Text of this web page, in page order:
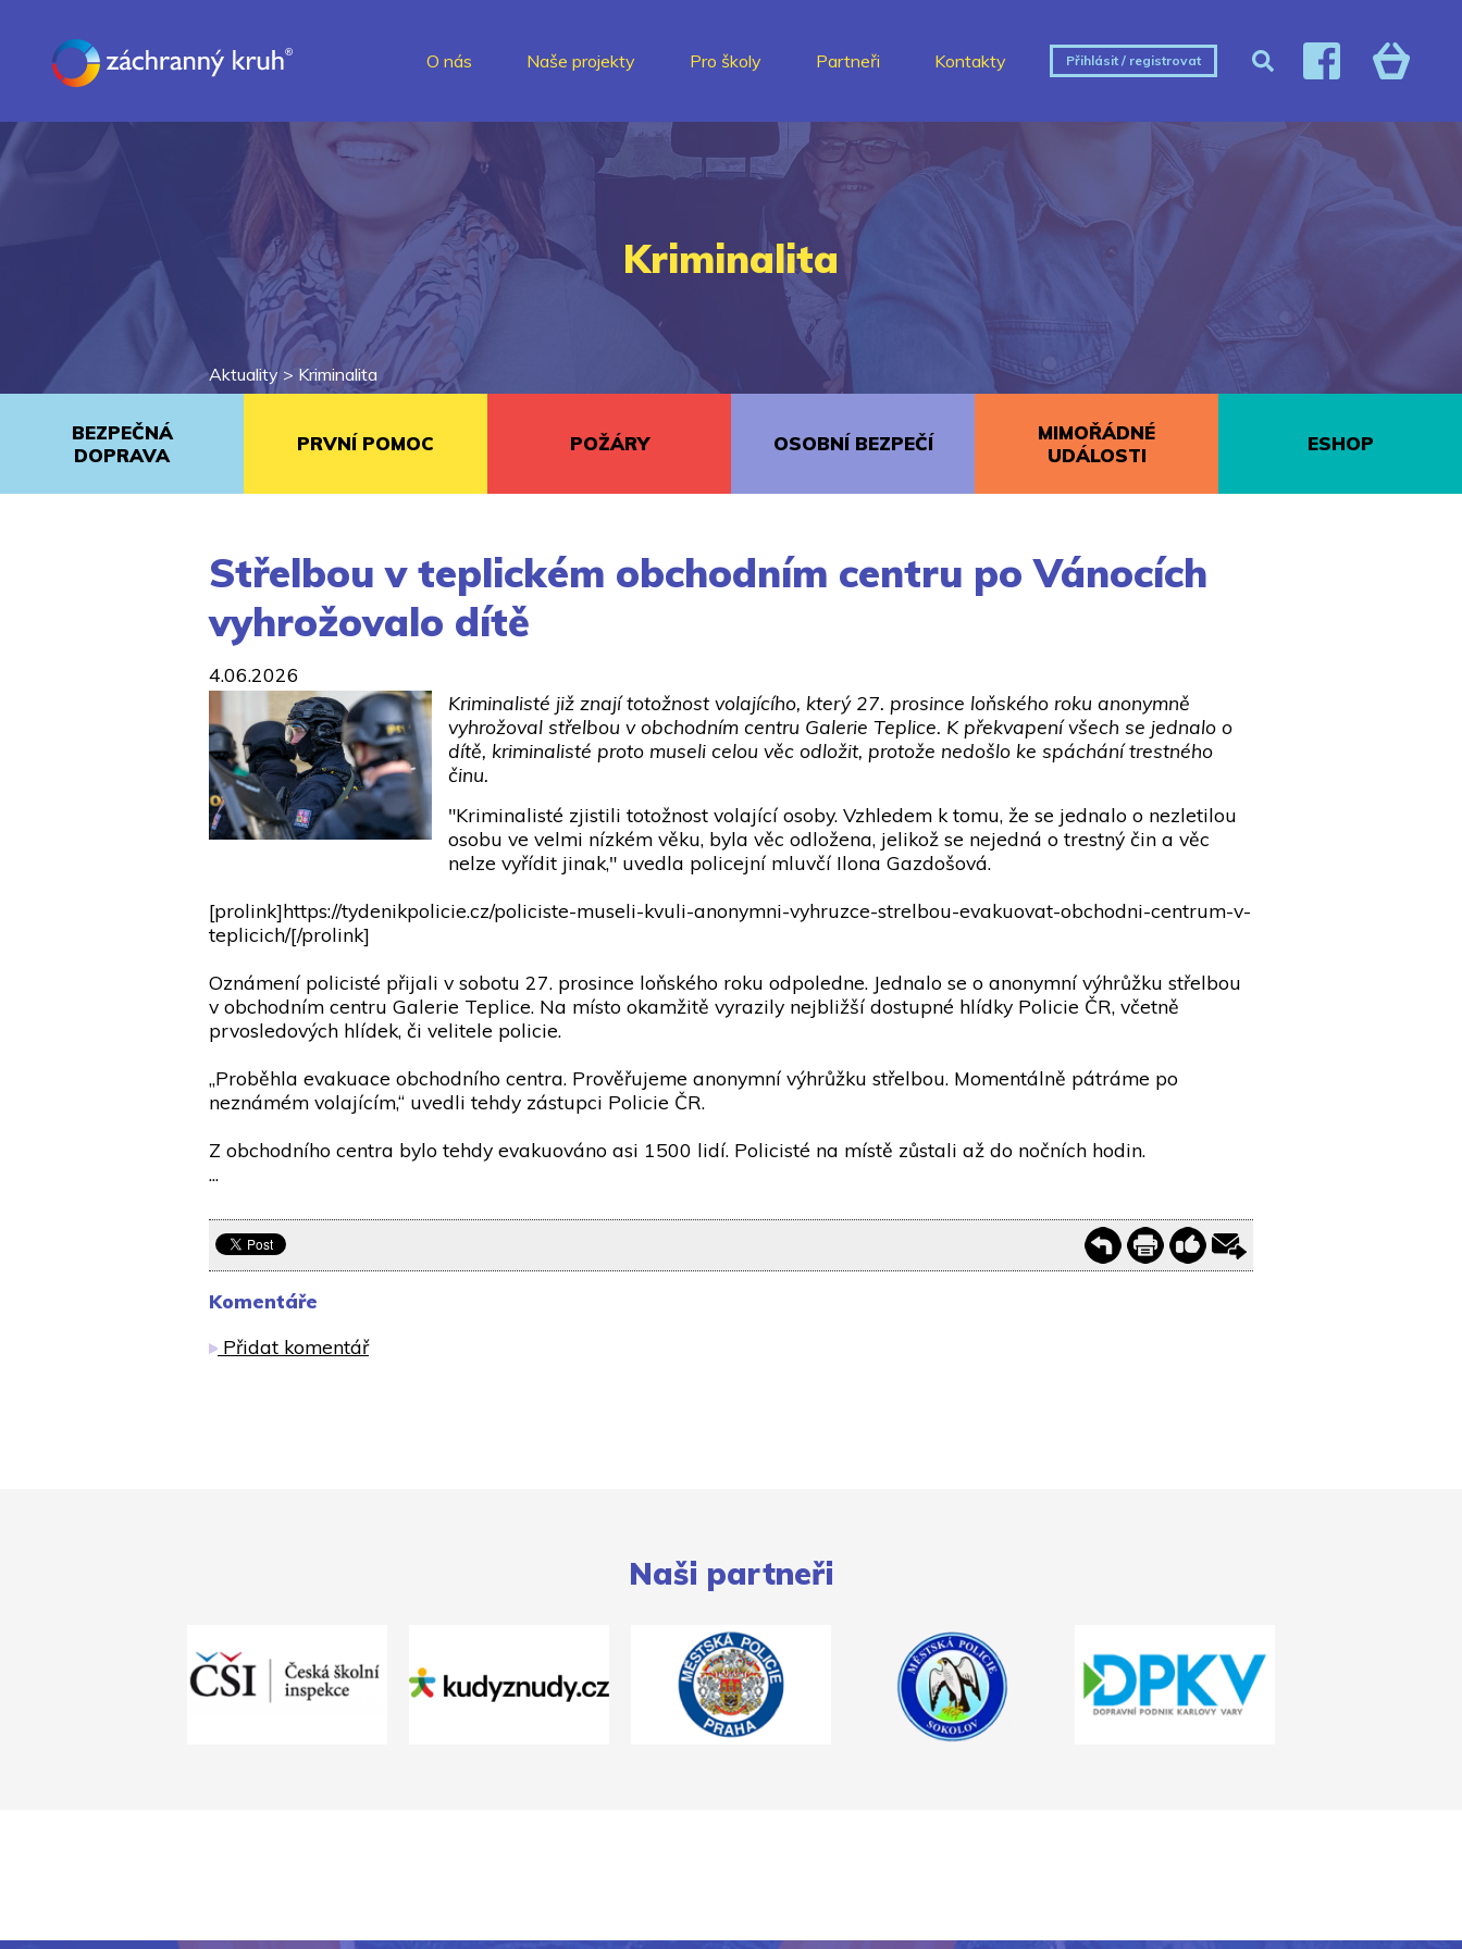
O nás Naše projekty Pro školy Partneři Kontakty Přihlásit / registrovat
Kriminalita
Aktuality > Kriminalita
BEZPEČNÁ
DOPRAVA
PRVNÍ POMOC POŽÁRY OSOBNÍ BEZPEČÍ
MIMOŘÁDNÉ
UDÁLOSTI
ESHOP
Střelbou v teplickém obchodním centru po Vánocích
vyhrožovalo dítě
4.06.2026
Kriminalisté již znají totožnost volajícího, který 27. prosince loňského roku anonymně
vyhrožoval střelbou v obchodním centru Galerie Teplice. K překvapení všech se jednalo o
dítě, kriminalisté proto museli celou věc odložit, protože nedošlo ke spáchání trestného
činu.
"Kriminalisté zjistili totožnost volající osoby. Vzhledem k tomu, že se jednalo o nezletilou
osobu ve velmi nízkém věku, byla věc odložena, jelikož se nejedná o trestný čin a věc
nelze vyřídit jinak," uvedla policejní mluvčí Ilona Gazdošová.
[prolink]https://tydenikpolicie.cz/policiste-museli-kvuli-anonymni-vyhruzce-strelbou-evakuovat-obchodni-centrum-v-
teplicich/[/prolink]
Oznámení policisté přijali v sobotu 27. prosince loňského roku odpoledne. Jednalo se o anonymní výhrůžku střelbou
v obchodním centru Galerie Teplice. Na místo okamžitě vyrazily nejbližší dostupné hlídky Policie ČR, včetně
prvosledových hlídek, či velitele policie.
„Proběhla evakuace obchodního centra. Prověřujeme anonymní výhrůžku střelbou. Momentálně pátráme po
neznámém volajícím,“ uvedli tehdy zástupci Policie ČR.
Z obchodního centra bylo tehdy evakuováno asi 1500 lidí. Policisté na místě zůstali až do nočních hodin.
...
Komentáře
Přidat komentář
Naši partneři